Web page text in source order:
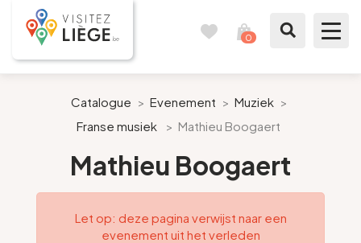
0
Bereid mijn verblijf voor
Onze suggesties
Catalogue > Evenement > Muziek >
Franse musiek
> Mathieu Boogaert
Mathieu Boogaert
Let op: deze pagina verwijst naar een
evenement uit het verleden